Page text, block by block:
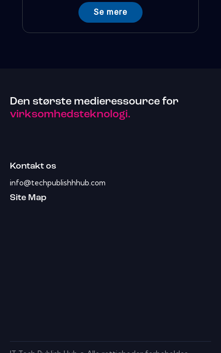
Se mere
Den største medieressource for
virksomhedsteknologi.
Kontakt os
info@techpublishhhub.com
Site Map